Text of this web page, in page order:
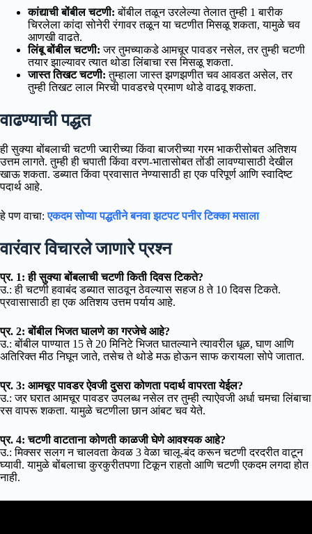
कांद्याची बोंबील चटणी: बोंबील तळून उरलेल्या तेलात तुम्ही 1 बारीक
चिरलेला कांदा सोनेरी रंगावर तळून या चटणीत मिसळू शकता, यामुळे चव
आणखी वाढते.
लिंबू बोंबील चटणी: जर तुमच्याकडे आमचूर पावडर नसेल, तर तुम्ही चटणी
तयार झाल्यावर त्यात थोडा लिंबाचा रस मिसळू शकता.
जास्त तिखट चटणी: तुम्हाला जास्त झणझणीत चव आवडत असेल, तर
तुम्ही तिखट लाल मिरची पावडरचे प्रमाण थोडे वाढवू शकता.
वाढण्याची पद्धत
ही सुक्या बोंबलाची चटणी ज्वारीच्या किंवा बाजरीच्या गरम भाकरीसोबत अतिशय
उत्तम लागते. तुम्ही ही चपाती किंवा वरण-भातासोबत तोंडी लावण्यासाठी देखील
खाऊ शकता. डब्यात किंवा प्रवासात नेण्यासाठी हा एक परिपूर्ण आणि स्वादिष्ट
पदार्थ आहे.
हे पण वाचा:एकदम सोप्या पद्धतीने बनवा झटपट पनीर टिक्का मसाला
वारंवार विचारले जाणारे प्रश्न
प्र. 1: ही सुक्या बोंबलाची चटणी किती दिवस टिकते?
उ.: ही चटणी हवाबंद डब्यात साठवून ठेवल्यास सहज 8 ते 10 दिवस टिकते.
प्रवासासाठी हा एक अतिशय उत्तम पर्याय आहे.
प्र. 2: बोंबील भिजत घालणे का गरजेचे आहे?
उ.: बोंबील पाण्यात 15 ते 20 मिनिटे भिजत घातल्याने त्यावरील धूळ, घाण आणि
अतिरिक्त मीठ निघून जाते, तसेच ते थोडे मऊ होऊन साफ करायला सोपे जातात.
प्र. 3: आमचूर पावडर ऐवजी दुसरा कोणता पदार्थ वापरता येईल?
उ.: जर घरात आमचूर पावडर उपलब्ध नसेल तर तुम्ही त्याऐवजी अर्धा चमचा लिंबाचा
रस वापरू शकता. यामुळे चटणीला छान आंबट चव येते.
प्र. 4: चटणी वाटताना कोणती काळजी घेणे आवश्यक आहे?
उ.: मिक्सर सलग न चालवता केवळ 3 वेळा चालू-बंद करून चटणी दरदरीत वाटून
घ्यावी. यामुळे बोंबलाचा कुरकुरीतपणा टिकून राहतो आणि चटणी एकदम लगदा होत
नाही.